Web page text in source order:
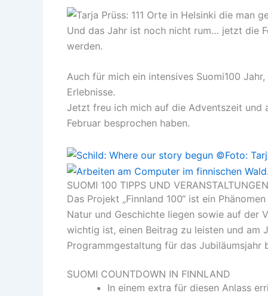
Und das Jahr ist noch nicht rum… jetzt die
werden.
Auch für mich ein intensives Suomi100
Erlebnisse.
Jetzt freu ich mich auf die Adventszeit und
Februar besprochen haben.
SUOMI 100 TIPPS UND VERANSTALTUNGEN
Das Projekt „Finnland 100“ ist ein
Natur und Geschichte liegen sowie auf der
wichtig ist, einen Beitrag zu leisten und am
Programmgestaltung für das Jubiläumsjahr
SUOMI COUNTDOWN IN FINNLAND
In einem extra für diesen Anlass